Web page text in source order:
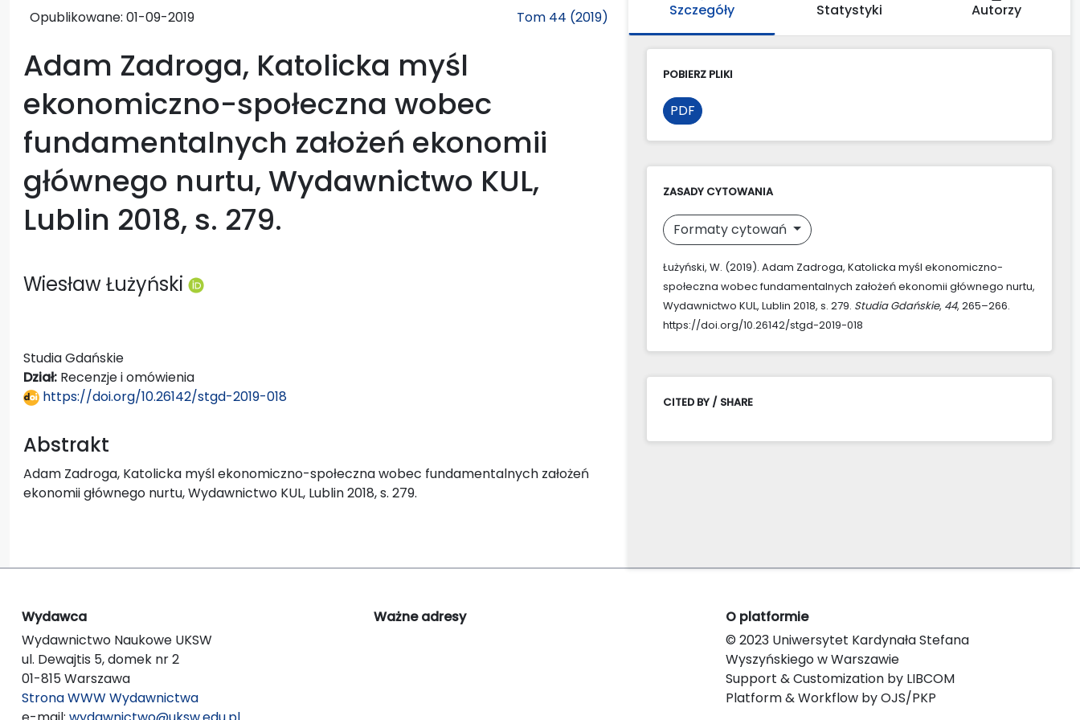
Opublikowane: 01-09-2019 Tom 44 (2019)
Adam Zadroga, Katolicka myśl
ekonomiczno-społeczna wobec
fundamentalnych założeń ekonomii
głównego nurtu, Wydawnictwo KUL,
Lublin 2018, s. 279.
Wiesław Łużyński
Studia Gdańskie
Dział: Recenzje i omówienia
https://doi.org/10.26142/stgd-2019-018
Abstrakt
Adam Zadroga, Katolicka myśl ekonomiczno-społeczna wobec fundamentalnych założeń
ekonomii głównego nurtu, Wydawnictwo KUL, Lublin 2018, s. 279.
Szczegóły Statystyki Autorzy
POBIERZ PLIKI
PDF
ZASADY CYTOWANIA
Formaty cytowań
Łużyński, W. (2019). Adam Zadroga, Katolicka myśl ekonomiczno-
społeczna wobec fundamentalnych założeń ekonomii głównego nurtu,
Wydawnictwo KUL, Lublin 2018, s. 279. Studia Gdańskie, 44, 265–266.
https://doi.org/10.26142/stgd-2019-018
CITED BY / SHARE
Wydawca
Wydawnictwo Naukowe UKSW
ul. Dewajtis 5, domek nr 2
01-815 Warszawa
Strona WWW Wydawnictwa
Ważne adresy
O platformie
© 2023 Uniwersytet Kardynała Stefana
Wyszyńskiego w Warszawie
Support & Customization by LIBCOM
Platform & Workflow by OJS/PKP